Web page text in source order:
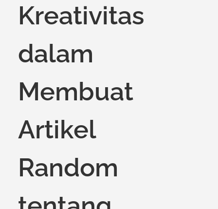
Kreativitas
dalam
Membuat
Artikel
Random